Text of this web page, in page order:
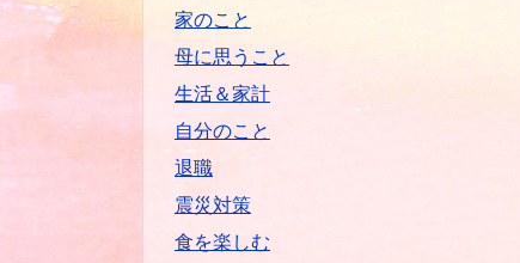
家のこと
母に思うこと
生活＆家計
自分のこと
退職
震災対策
食を楽しむ